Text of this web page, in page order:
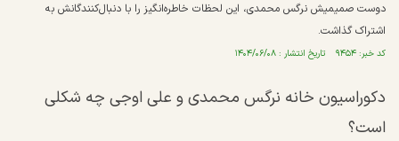
دوست صمیمیش نرگس محمدی، این لحظات خاطره‌انگیز را با دنبال‌کنندگانش به
اشتراک گذاشت.
کد خبر: ۹۴۵۴ تاریخ انتشار : ۱۴۰۴/۰۶/۰۸
دکوراسیون خانه نرگس محمدی و علی اوجی چه شکلی
است؟